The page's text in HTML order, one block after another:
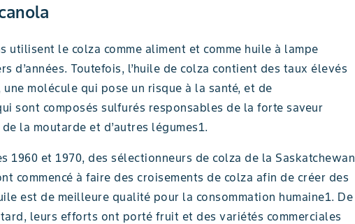
utilisent le colza comme aliment et comme huile à lampe
d’années. Toutefois, l’huile de colza contient des taux élevés
une molécule qui pose un risque à la santé, et de
sont composés sulfurés responsables de la forte saveur
la moutarde et d’autres légumes1.
1960 et 1970, des sélectionneurs de colza de la Saskatchewan
commencé à faire des croisements de colza afin de créer des
est de meilleure qualité pour la consommation humaine1. De
leurs efforts ont porté fruit et des variétés commerciales